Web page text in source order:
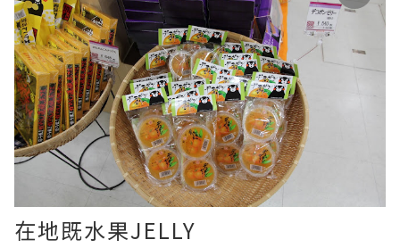
在地既水果JELLY